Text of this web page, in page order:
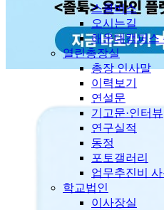
스쿨버스
오시는길
해운대캠퍼스
열린총장실
총장 인사말
이력보기
연설문
기고문·인터뷰
연구실적
동정
포토갤러리
업무추진비 사
학교법인
이사장실